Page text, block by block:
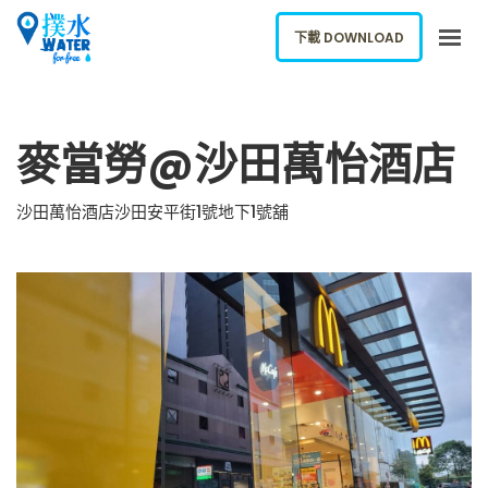
下載應用
網誌
ENGLISH
下載 DOWNLOAD
麥當勞@沙田萬怡酒店
沙田萬怡酒店沙田安平街1號地下1號舖
下載 DOWNLOAD